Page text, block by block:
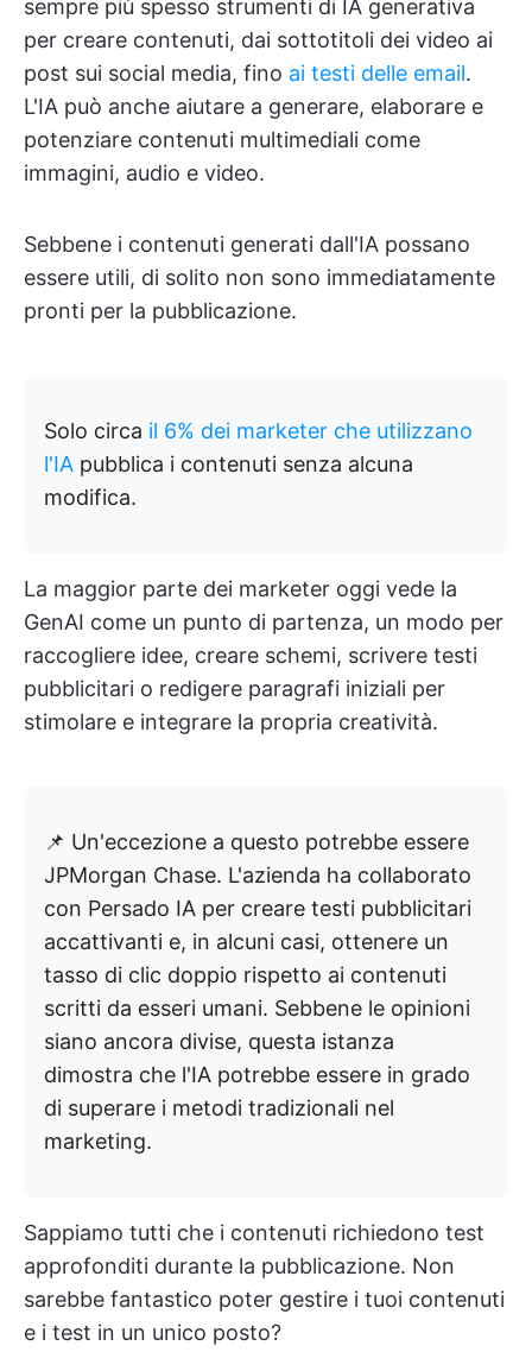
sempre più spesso strumenti di IA generativa
per creare contenuti, dai sottotitoli dei video ai
post sui social media, fino ai testi delle email.
L'IA può anche aiutare a generare, elaborare e
potenziare contenuti multimediali come
immagini, audio e video.
Sebbene i contenuti generati dall'IA possano
essere utili, di solito non sono immediatamente
pronti per la pubblicazione.
Solo circa il 6% dei marketer che utilizzano
l'IA pubblica i contenuti senza alcuna
modifica.
La maggior parte dei marketer oggi vede la
GenAI come un punto di partenza, un modo per
raccogliere idee, creare schemi, scrivere testi
pubblicitari o redigere paragrafi iniziali per
stimolare e integrare la propria creatività.
📌 Un'eccezione a questo potrebbe essere
JPMorgan Chase. L'azienda ha collaborato
con Persado IA per creare testi pubblicitari
accattivanti e, in alcuni casi, ottenere un
tasso di clic doppio rispetto ai contenuti
scritti da esseri umani. Sebbene le opinioni
siano ancora divise, questa istanza
dimostra che l'IA potrebbe essere in grado
di superare i metodi tradizionali nel
marketing.
Sappiamo tutti che i contenuti richiedono test
approfonditi durante la pubblicazione. Non
sarebbe fantastico poter gestire i tuoi contenuti
e i test in un unico posto?